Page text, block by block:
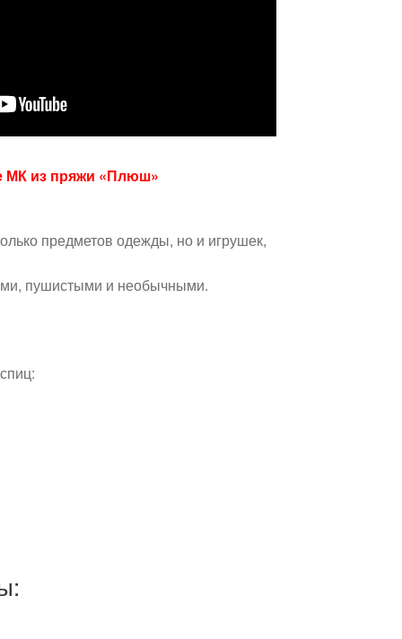
МК из пряжи «Плюш»
предметов одежды, но и игрушек,
пушистыми и необычными.